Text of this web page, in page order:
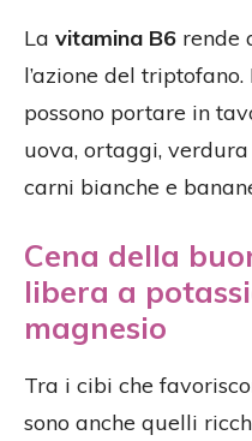
La vitamina B6 rende
l’azione del
possono portare in
uova, ortaggi,
carni bianche e
Cena della
libera a
magnesio
Tra i cibi che
sono anche quelli